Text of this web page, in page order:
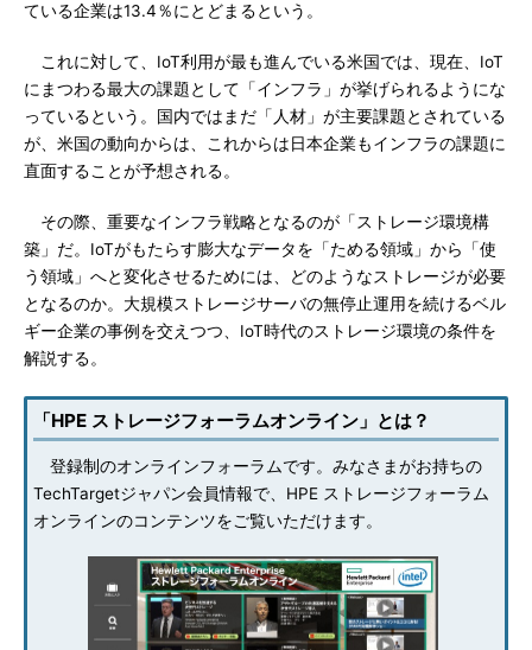
ている企業は13.4％にとどまるという。
これに対して、IoT利用が最も進んでいる米国では、現在、IoT
にまつわる最大の課題として「インフラ」が挙げられるようにな
っているという。国内ではまだ「人材」が主要課題とされている
が、米国の動向からは、これからは日本企業もインフラの課題に
直面することが予想される。
その際、重要なインフラ戦略となるのが「ストレージ環境構
築」だ。IoTがもたらす膨大なデータを「ためる領域」から「使
う領域」へと変化させるためには、どのようなストレージが必要
となるのか。大規模ストレージサーバの無停止運用を続けるベル
ギー企業の事例を交えつつ、IoT時代のストレージ環境の条件を
解説する。
「HPE ストレージフォーラムオンライン」とは？
登録制のオンラインフォーラムです。みなさまがお持ちの
TechTargetジャパン会員情報で、HPE ストレージフォーラム
オンラインのコンテンツをご覧いただけます。